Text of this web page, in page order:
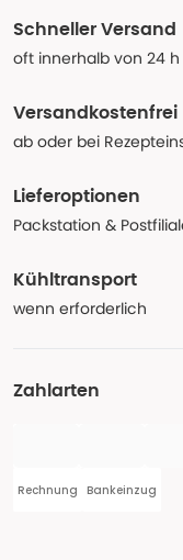
Schneller Versand
oft innerhalb von 24 h
Versandkostenfrei
ab oder bei
Lieferoptionen
Packstation &
Kühltransport
wenn erforderlich
Zahlarten
Rechnung Bankeinzug